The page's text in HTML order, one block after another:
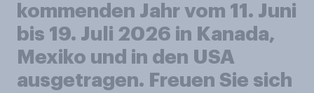
kommenden Jahr vom 11. Juni
bis 19. Juli 2026 in Kanada,
Mexiko und in den USA
ausgetragen. Freuen Sie sich